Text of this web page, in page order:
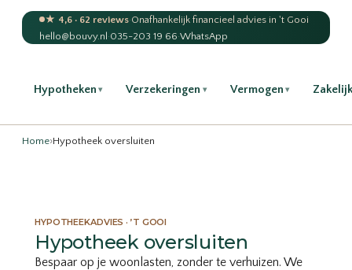
★ 4,6 · 62 reviews·Onafhankelijk financieel advies in 't Gooi
hello@bouvy.nl·035-203 19 66·WhatsApp
Hypotheken ▾ Verzekeringen ▾ Vermogen ▾
Home›Hypotheek oversluiten
HYPOTHEEKADVIES · ’T GOOI
Hypotheek oversluiten
Bespaar op je woonlasten, zonder te verhuizen. We